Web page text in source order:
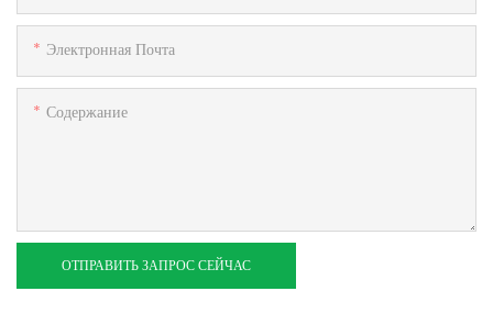
Электронная Почта
Содержание
ОТПРАВИТЬ ЗАПРОС СЕЙЧАС